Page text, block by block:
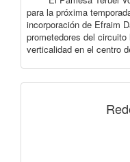
para la próxima
incorporación de Efraim
prometedores del
verticalidad en el